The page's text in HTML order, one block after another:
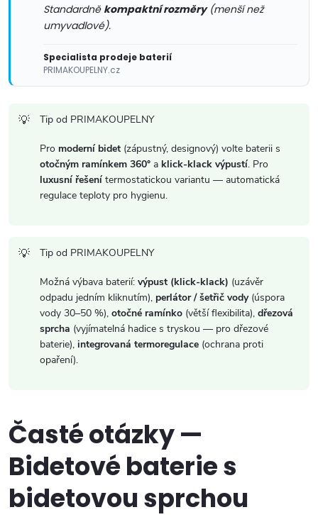
i
s
Standardně kompaktní rozměry(menší než
umyvadlové).
Specialista prodeje baterií
PRIMAKOUPELNY.cz
Tip od PRIMAKOUPELNY
Pro moderní bidet (zápustný, designový) volte baterii s
otočným ramínkem 360° a klick-klack výpustí. Pro
luxusní řešení termostatickou variantu — automatická
regulace teploty pro hygienu.
Tip od PRIMAKOUPELNY
Možná výbava baterií: výpust (klick-klack) (uzávěr
odpadu jedním kliknutím), perlátor / šetřič vody(úspora
vody 30–50 %), otočné ramínko (větší flexibilita), dřezová
sprcha (vyjímatelná hadice s tryskou — pro dřezové
baterie), integrovaná termoregulace (ochrana proti
opaření).
Časté otázky —
Bidetové baterie s
bidetovou sprchou